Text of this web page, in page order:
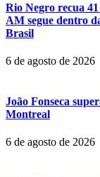
Rio Negro recua
AM segue dentro
Brasil
6 de agosto de 2026
João Fonseca
Montreal
6 de agosto de 2026